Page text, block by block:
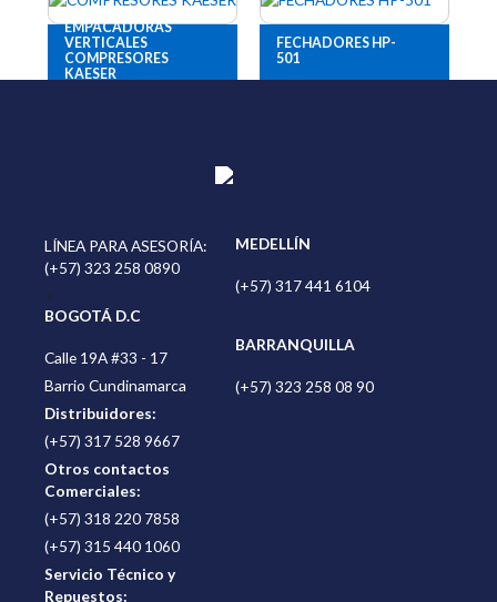
EMPACADORAS
VERTICALES
COMPRESORES
KAESER
FECHADORES HP-
501
LÍNEA PARA ASESORÍA:
(+57) 323 258 0890
>
BOGOTÁ D.C
Calle 19A #33 - 17
Barrio Cundinamarca
Distribuidores:
(+57) 317 528 9667
Otros contactos
Comerciales:
(+57) 318 220 7858
(+57) 315 440 1060
Servicio Técnico y
Repuestos:
MEDELLÍN
(+57) 317 441 6104
BARRANQUILLA
(+57) 323 258 08 90